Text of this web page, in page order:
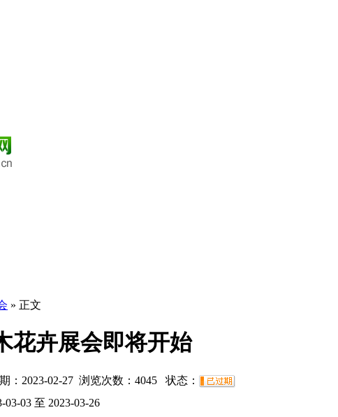
» 正文
花卉展会即将开始
：2023-02-27 浏览次数： 4045 状态：
03-03 至 2023-03-26